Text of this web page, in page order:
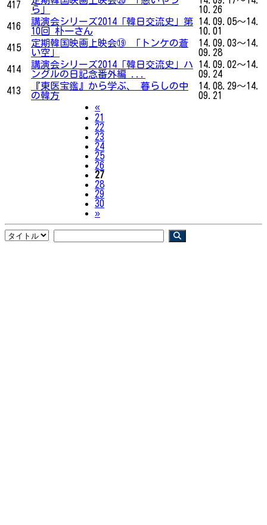
417
ら」
10.26
416
講演会シリーズ2014「韓日交流史」第
10回 朴一さん
14.09.05～14.
10.01
415
定期韓国映画上映会⑲ 「トンケの蒼
い空」
14.09.03～14.
09.28
414
講演会シリーズ2014「韓日交流史」ハ
ングルの日記念番外編 ...
14.09.02～14.
09.24
413
『東医宝鑑』から学ぶ、 暮らしの中
の韓方
14.08.29～14.
09.21
«Previous
21
22
23
24
25
26
27
28
29
30
»Next